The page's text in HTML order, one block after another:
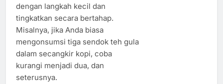
dengan langkah kecil dan
tingkatkan secara bertahap.
Misalnya, jika Anda biasa
mengonsumsi tiga sendok teh gula
dalam secangkir kopi, coba
kurangi menjadi dua, dan
seterusnya.